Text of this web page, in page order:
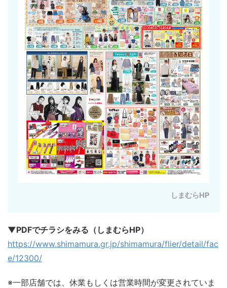
しまむらHP
▼PDFでチラシをみる（しまむらHP）
https://www.shimamura.gr.jp/shimamura/flier/detail/fac
e/12300/
※一部店舗では、休業もしくは営業時間が変更されていま